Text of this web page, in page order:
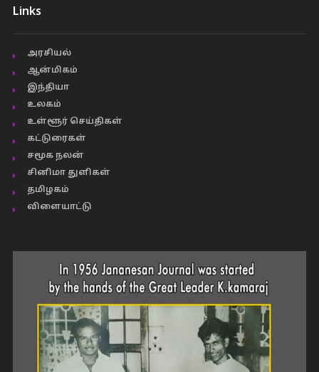
Links
அரசியல்
ஆன்மிகம்
இந்தியா
உலகம்
உள்ளூர் செய்திகள்
கட்டுரைகள்
சமூக நலன்
சினிமா துளிகள்
தமிழகம்
விளையாட்டு